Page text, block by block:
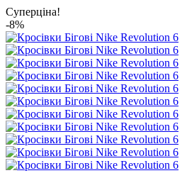
Суперціна!
-8%